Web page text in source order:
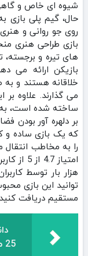
شیوه‌ ای خاص و گاهی
حال، گیم‌ پلی بازی
روی جو روانی و
بازی طراحی هنری
های تیره و
بازیکن ارائه می‌
خلاقانه هستند و
ساخته شده است،
بر دلهره‌ آور بودن
که یک بازی ساده و
را به مخاطب
هزار بار توسط
توانید این بازی
مستقیم دریافت
25 مود شده برای اندروید